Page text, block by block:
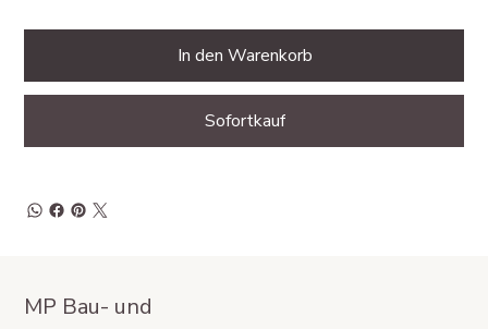
In den Warenkorb
Sofortkauf
MP Bau- und